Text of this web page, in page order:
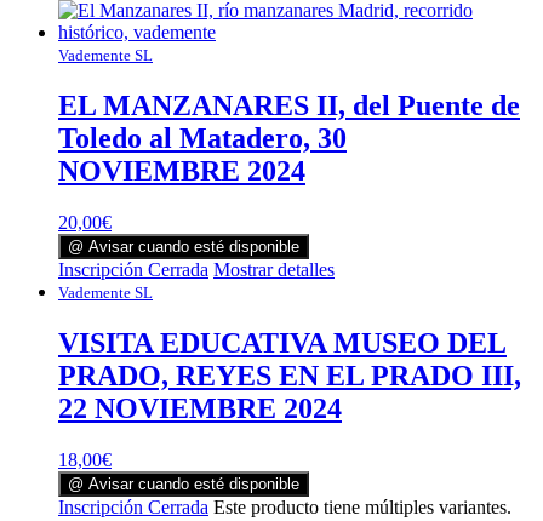
Vademente SL
EL MANZANARES II, del Puente de
Toledo al Matadero, 30
NOVIEMBRE 2024
20,00€
@ Avisar cuando esté disponible
Inscripción Cerrada Mostrar detalles
Vademente SL
VISITA EDUCATIVA MUSEO DEL
PRADO, REYES EN EL PRADO III,
22 NOVIEMBRE 2024
18,00€
@ Avisar cuando esté disponible
Inscripción Cerrada Este producto tiene múltiples variantes.